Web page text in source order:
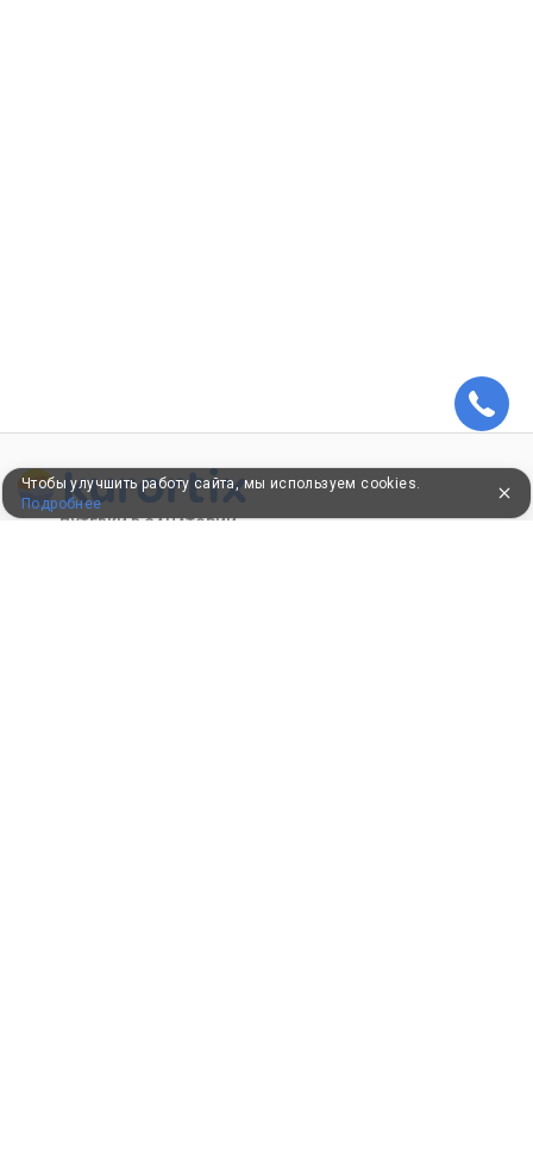
ПУТЕВКИ В САНАТОРИИ
Чтобы улучшить работу сайта, мы используем cookies.
Подробнее